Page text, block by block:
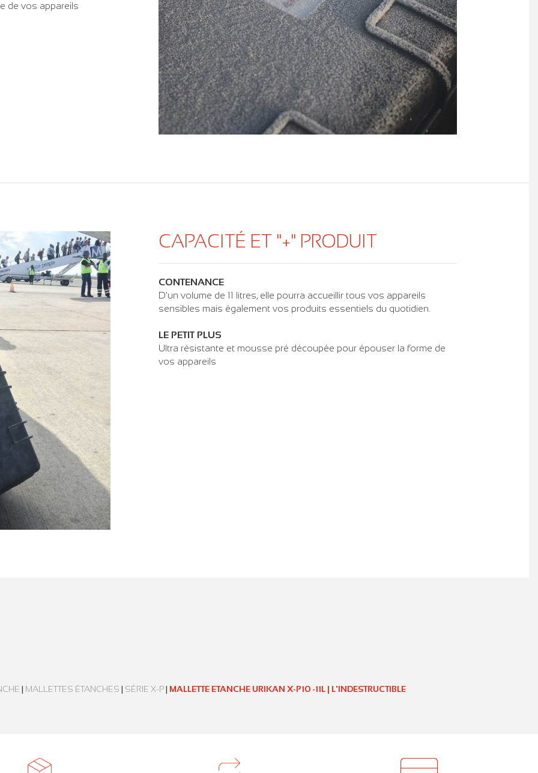
| MALLETTES ÉTANCHES | SÉRIE X-P| MALLETTE ETANCHE URIKAN X-P10 -11L | L'INDESTRUCTIBLE
de vos appareils
CAPACITÉ ET "+" PRODUIT
CONTENANCE
D'un volume de 11 litres, elle pourra accueillir tous vos appareils
sensibles mais également vos produits essentiels du quotidien.
LE PETIT PLUS
Ultra résistante et mousse pré découpée pour épouser la forme de
vos appareils